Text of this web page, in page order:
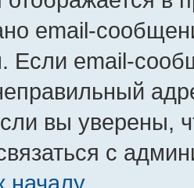
email-
Если email-
вы уверены,
с
началу